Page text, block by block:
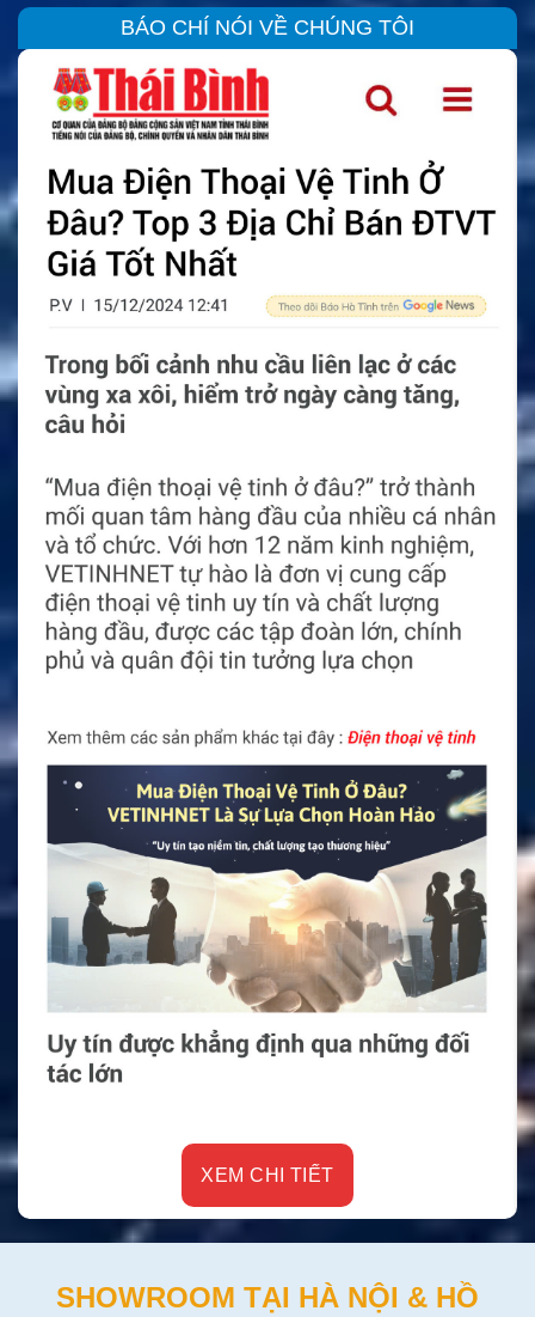
BÁO CHÍ NÓI VỀ CHÚNG TÔI
XEM CHI TIẾT
SHOWROOM TẠI HÀ NỘI & HỒ